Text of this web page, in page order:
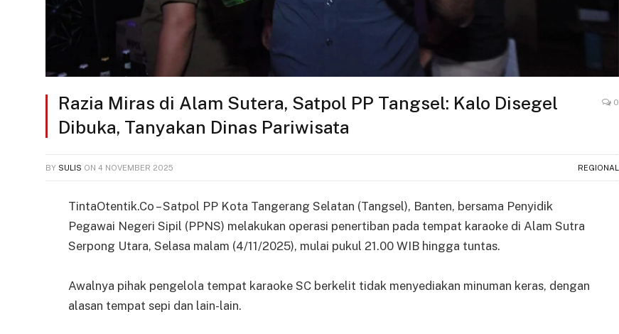
Razia Miras di Alam Sutera, Satpol PP Tangsel: Kalo Disegel
Dibuka, Tanyakan Dinas Pariwisata
0
BY SULIS ON 4 NOVEMBER 2025 REGIONAL
TintaOtentik.Co – Satpol PP Kota Tangerang Selatan (Tangsel), Banten, bersama Penyidik
Pegawai Negeri Sipil (PPNS) melakukan operasi penertiban pada tempat karaoke di Alam Sutra
Serpong Utara, Selasa malam (4/11/2025), mulai pukul 21.00 WIB hingga tuntas.
Awalnya pihak pengelola tempat karaoke SC berkelit tidak menyediakan minuman keras, dengan
alasan tempat sepi dan lain-lain.